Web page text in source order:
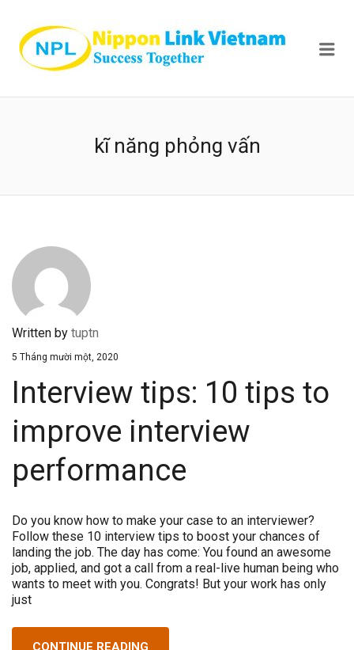
kĩ năng phỏng vấn
Written by tuptn
5 Tháng mười một, 2020
Interview tips: 10 tips to
improve interview
performance
Do you know how to make your case to an interviewer?
Follow these 10 interview tips to boost your chances of
landing the job. The day has come: You found an awesome
job, applied, and got a call from a real-live human being who
wants to meet with you. Congrats! But your work has only
just
CONTINUE READING